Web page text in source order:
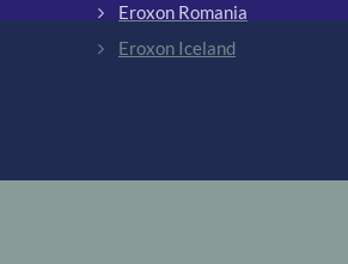
Eroxon Romania
Eroxon Iceland